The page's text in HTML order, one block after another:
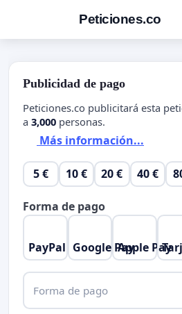
Peticiones.co
Publicidad de pago
Peticiones.co publicitará esta
a 3,000 personas.
Más información...
5 € 10 € 20 € 40 €
Forma de pago
PayPal Google PayApple Pay
Forma de pago